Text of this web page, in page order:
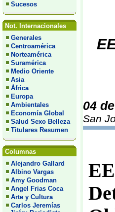
Sucesos
Not. Internacionales
Generales
Centroamérica
Norteamérica
Suramérica
Medio Oriente
Asia
África
Europa
Ambientales
Economía Global
Salud Sexo Belleza
Titulares Resumen
Columnas
Alejandro Gallard
Albino Vargas
Amy Goodman
Angel Frias Coca
Arte y Cultura
Carlos Jeremías
04
San